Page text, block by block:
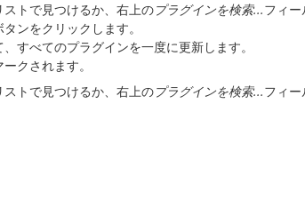
トで見つけるか、右上のプラグインを検索...フィー
タンをクリックします。
すべてのプラグインを一度に更新します。
クされます。
トで見つけるか、右上のプラグインを検索...フィ